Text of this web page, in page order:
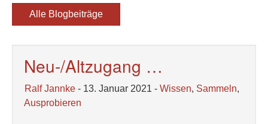
Alle Blogbeiträge
Neu-/Altzugang …
Ralf Jannke - 13. Januar 2021 - Wissen, Sammeln,
Ausprobieren